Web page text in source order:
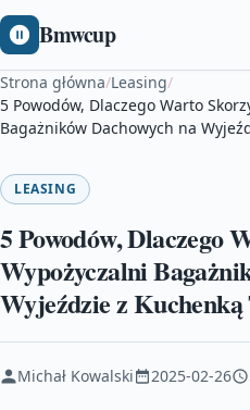
Bmwcup
Strona główna/Leasing/
5 Powodów, Dlaczego Warto
Bagażników Dachowych na
LEASING
5 Powodów, Dlaczego
Wypożyczalni
Wyjeździe z
Michał Kowalski 2025-02-26